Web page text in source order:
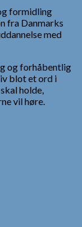
formidling
fra Danmarks
med
og forhåbentlig
blot et ord i
holde,
vil høre.